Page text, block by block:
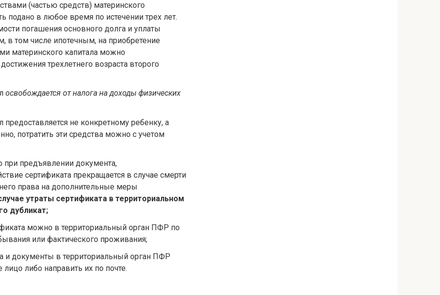
(частью средств) материнского
подано в любое время по истечении трех лет.
погашения основного долга и уплаты
в том числе ипотечным, на приобретение
материнского капитала можно
трехлетнего возраста второго
освобождается от налога на доходы физических
не конкретному ребенку, а
потратить эти средства можно с учетом
при предъявлении документа,
сертификата прекращается в случае смерти
права на дополнительные меры
утраты сертификата в территориальном
дубликат;
можно в территориальный орган ПФР по
или фактического проживания;
и документы в территориальный орган ПФР
либо направить их по почте.